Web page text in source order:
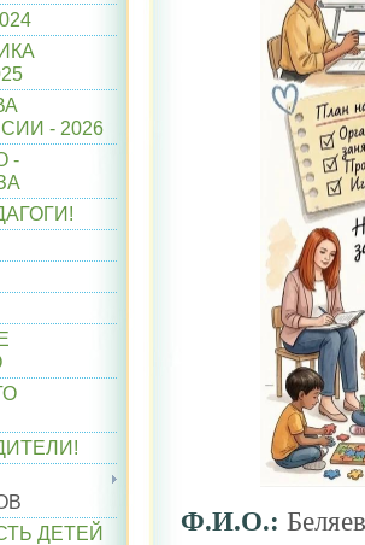
- 2026
-
ДЕТЕЙ
Ф.И.О.: